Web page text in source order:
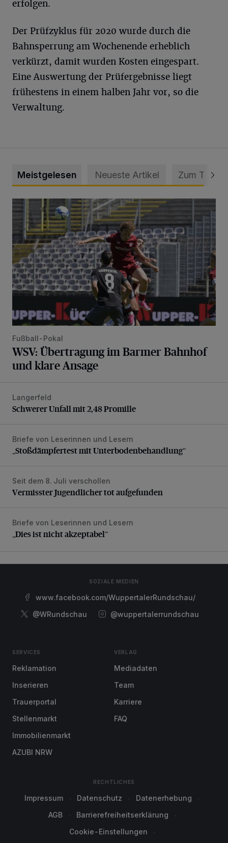
erfolgen.
Der Prüfzyklus für 2020 wurde durch die
Bahnsperrung am Wochenende erheblich
verkürzt, damit wurden Kosten eingespart.
Eine Auswertung der Prüfergebnisse liegt
frühestens in einem halben Jahr vor, so die
Verwaltung.
Meistgelesen Neueste Artikel Zum Thema
WSV: Übertragung im Barmer Bahnhof und klare Ansage
Fußball-Pokal
WSV: Übertragung im Barmer Bahnhof
und klare Ansage
Schwerer Unfall mit 2,48 Promille
Langerfeld
Schwerer Unfall mit 2,48 Promille
„Stoßdämpfertest mit Unterbodenbehandlung“
Briefe von Leserinnen und Lesern
„Stoßdämpfertest mit Unterbodenbehandlung“
Vermisster Jugendlicher tot aufgefunden
Seit dem 8. Juli verschollen
Vermisster Jugendlicher tot aufgefunden
„Dies ist nicht akzeptabel“
Briefe von Leserinnen und Lesern
„Dies ist nicht akzeptabel“
SOZIALE MEDIEN
www.facebook.com/WuppertalerRundschau/
@WRundschau
@wuppertalerrundschau
SERVICES
Reklamation
Inserieren
Trauerportal
Stellenmarkt
Immobilienmarkt
AZUBI NRW
VERLAG
Mediadaten
Team
Karriere
FAQ
RECHTLICHES
Impressum Datenschutz
Datenerhebung
AGB
Barrierefreiheitserklärung
Cookie-Einstellungen